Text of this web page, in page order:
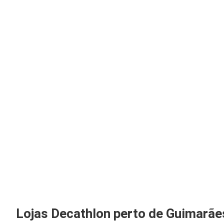
Lojas Decathlon perto de